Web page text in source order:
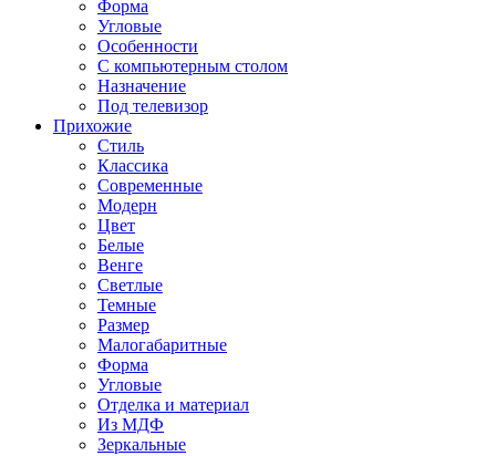
Форма
Угловые
Особенности
С компьютерным столом
Назначение
Под телевизор
Прихожие
Стиль
Классика
Современные
Модерн
Цвет
Белые
Венге
Светлые
Темные
Размер
Малогабаритные
Форма
Угловые
Отделка и материал
Из МДФ
Зеркальные